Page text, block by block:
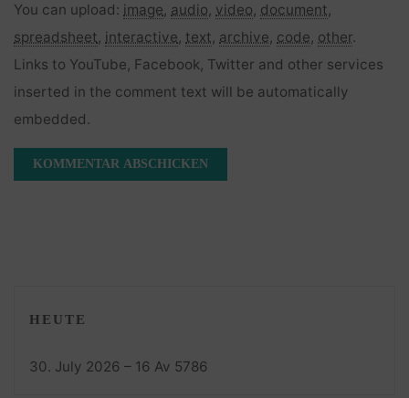
You can upload: image, audio, video, document,
spreadsheet, interactive, text, archive, code, other.
Links to YouTube, Facebook, Twitter and other services
inserted in the comment text will be automatically
embedded.
HEUTE
30. July 2026 – 16 Av 5786